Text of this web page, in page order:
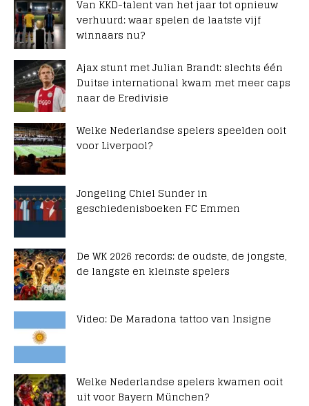
Van KKD-talent van het jaar tot opnieuw
verhuurd: waar spelen de laatste vijf
winnaars nu?
Ajax stunt met Julian Brandt: slechts één
Duitse international kwam met meer caps
naar de Eredivisie
Welke Nederlandse spelers speelden ooit
voor Liverpool?
Jongeling Chiel Sunder in
geschiedenisboeken FC Emmen
De WK 2026 records: de oudste, de jongste,
de langste en kleinste spelers
Video: De Maradona tattoo van Insigne
Welke Nederlandse spelers kwamen ooit
uit voor Bayern München?